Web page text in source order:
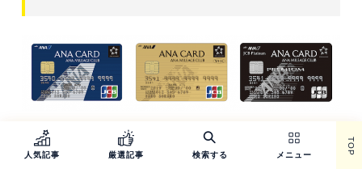
ANA JCBカード
』は1枚で全ての非接触決済に対
応している2021年を代表するようなクレジットカー
人気記事 厳選記事 検索する メニュー TOP